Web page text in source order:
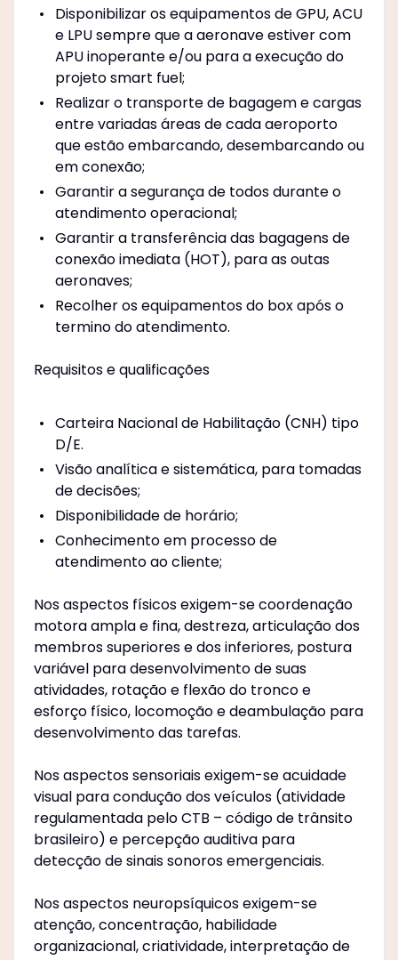
Disponibilizar os equipamentos de GPU, ACU
e LPU sempre que a aeronave estiver com
APU inoperante e/ou para a execução do
projeto smart fuel;
Realizar o transporte de bagagem e cargas
entre variadas áreas de cada aeroporto
que estão embarcando, desembarcando ou
em conexão;
Garantir a segurança de todos durante o
atendimento operacional;
Garantir a transferência das bagagens de
conexão imediata (HOT), para as outas
aeronaves;
Recolher os equipamentos do box após o
termino do atendimento.
Requisitos e qualificações
Carteira Nacional de Habilitação (CNH) tipo
D/E.
Visão analítica e sistemática, para tomadas
de decisões;
Disponibilidade de horário;
Conhecimento em processo de
atendimento ao cliente;
Nos aspectos físicos exigem-se coordenação
motora ampla e fina, destreza, articulação dos
membros superiores e dos inferiores, postura
variável para desenvolvimento de suas
atividades, rotação e flexão do tronco e
esforço físico, locomoção e deambulação para
desenvolvimento das tarefas.
Nos aspectos sensoriais exigem-se acuidade
visual para condução dos veículos (atividade
regulamentada pelo CTB – código de trânsito
brasileiro) e percepção auditiva para
detecção de sinais sonoros emergenciais.
Nos aspectos neuropsíquicos exigem-se
atenção, concentração, habilidade
organizacional, criatividade, interpretação de